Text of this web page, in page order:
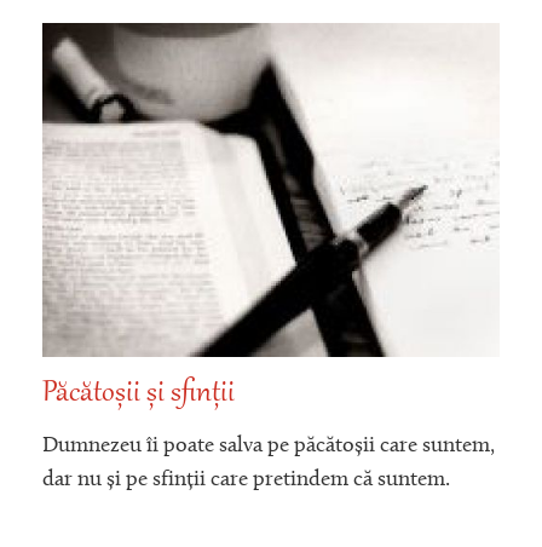
Păcătoșii și sfinții
Dumnezeu îi poate salva pe păcătoșii care suntem,
dar nu și pe sfinții care pretindem că suntem.